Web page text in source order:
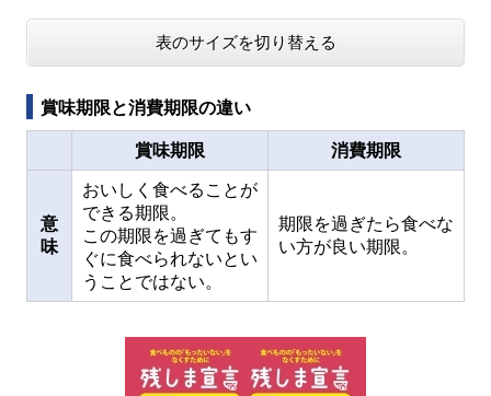
表のサイズを切り替える
賞味期限と消費期限の違い
賞味期限 消費期限
意
味
おいしく食べることが
できる期限。
この期限を過ぎてもす
ぐに食べられないとい
うことではない。
期限を過ぎたら食べな
い方が良い期限。